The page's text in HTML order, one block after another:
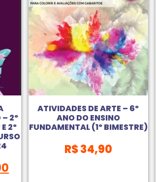
– 2º
2º
ATIVIDADES DE ARTE – 6º
ANO DO ENSINO
FUNDAMENTAL (1º BIMESTRE)
R$34,90